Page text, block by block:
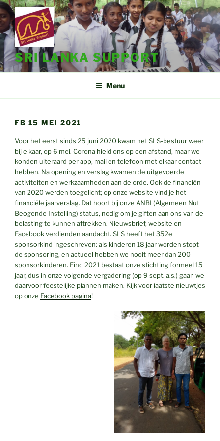
Ga
naar
de
inhoud
SRI LANKA SUPPORT
Menu
FB 15 MEI 2021
Voor het eerst sinds 25 juni 2020 kwam het SLS-bestuur weer
bij elkaar, op 6 mei. Corona hield ons op een afstand, maar we
konden uiteraard per app, mail en telefoon met elkaar contact
hebben. Na opening en verslag kwamen de uitgevoerde
activiteiten en werkzaamheden aan de orde. Ook de financiën
van 2020 werden toegelicht; op onze website vind je het
financiële jaarverslag. Dat hoort bij onze ANBI (Algemeen Nut
Beogende Instelling) status, nodig om je giften aan ons van de
belasting te kunnen aftrekken. Nieuwsbrief, website en
Facebook verdienden aandacht. SLS heeft het 352e
sponsorkind ingeschreven: als kinderen 18 jaar worden stopt
de sponsoring, en actueel hebben we nooit meer dan 200
sponsorkinderen. Eind 2021 bestaat onze stichting formeel 15
jaar, dus in onze volgende vergadering (op 9 sept. a.s.) gaan we
daarvoor feestelijke plannen maken. Kijk voor laatste nieuwtjes
op onze Facebook pagina!